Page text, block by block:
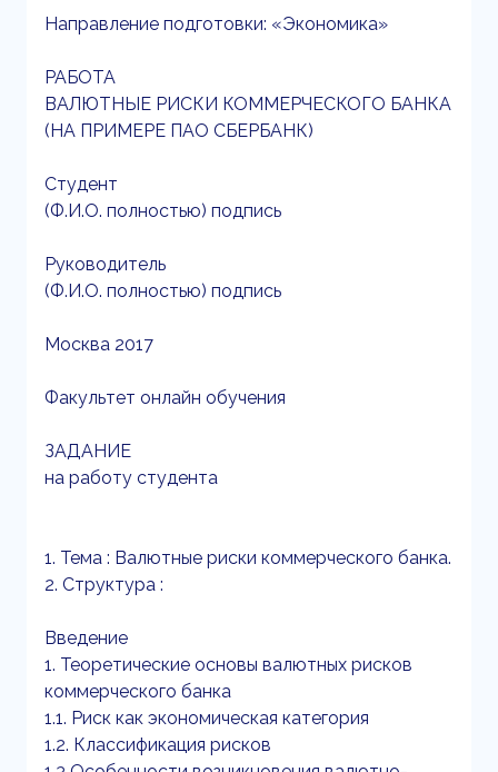
Направление подготовки: «Экономика»
РАБОТА
ВАЛЮТНЫЕ РИСКИ КОММЕРЧЕСКОГО БАНКА
(НА ПРИМЕРЕ ПАО СБЕРБАНК)
Студент
(Ф.И.О. полностью) подпись
Руководитель
(Ф.И.О. полностью) подпись
Москва 2017
Факультет онлайн обучения
ЗАДАНИЕ
на работу студента
1. Тема : Валютные риски коммерческого банка.
2. Структура :
Введение
1. Теоретические основы валютных рисков
коммерческого банка
1.1. Риск как экономическая категория
1.2. Классификация рисков